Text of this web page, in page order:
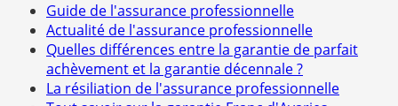
Guide de l'assurance professionnelle
Actualité de l'assurance professionnelle
Quelles différences entre la garantie de parfait
achèvement et la garantie décennale ?
La résiliation de l'assurance professionnelle